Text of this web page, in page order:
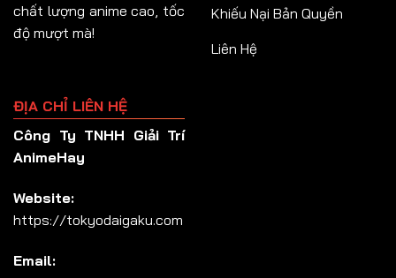
chất lượng anime cao, tốc
độ mượt mà!
Khiếu Nại Bản Quyền
Liên Hệ
ĐỊA CHỈ LIÊN HỆ
Công Ty TNHH Giải Trí
AnimeHay
Website:
https://tokyodaigaku.com
Email: